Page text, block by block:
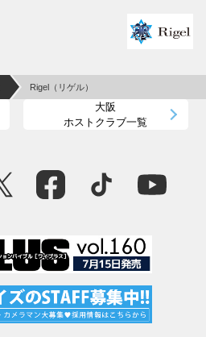
Rigel（リゲル）
大阪
ホストクラブ一覧